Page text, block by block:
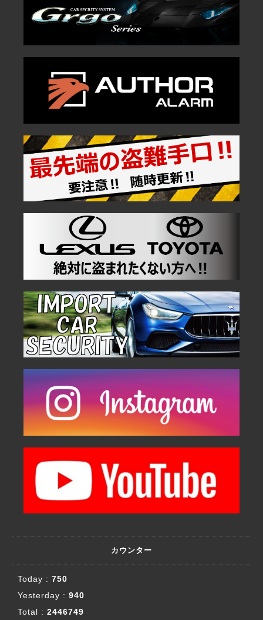
カウンター
Today : 750
Yesterday : 940
Total : 2446749